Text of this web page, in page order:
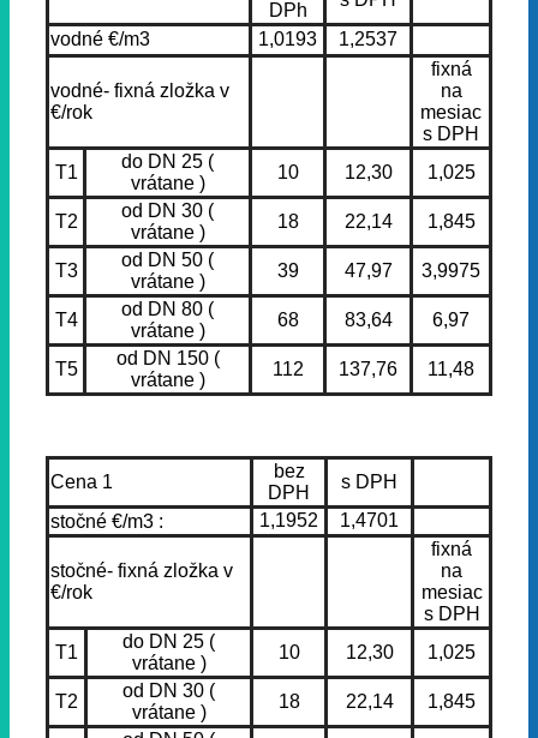
DPh
vodné €/m3
1,0193 1,2537
vodné- fixná zložka v
€/rok
fixná
na
mesiac
s DPH
T1
do DN 25 (
vrátane )
10 12,30 1,025
T2
od DN 30 (
vrátane )
18 22,14 1,845
T3
od DN 50 (
vrátane )
39 47,97 3,9975
T4
od DN 80 (
vrátane )
68 83,64 6,97
T5
od DN 150 (
vrátane )
112 137,76 11,48
Cena 1
bez
DPH
s DPH
stočné €/m3 :
1,1952 1,4701
stočné- fixná zložka v
€/rok
fixná
na
mesiac
s DPH
T1
do DN 25 (
vrátane )
10 12,30 1,025
T2
od DN 30 (
vrátane )
18 22,14 1,845